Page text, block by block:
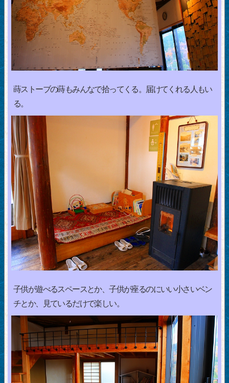
蒔ストーブの蒔もみんなで拾ってくる。届けてくれる人もい
る。
子供が遊べるスペースとか、子供が座るのにいい小さいベン
チとか、見ているだけで楽しい。